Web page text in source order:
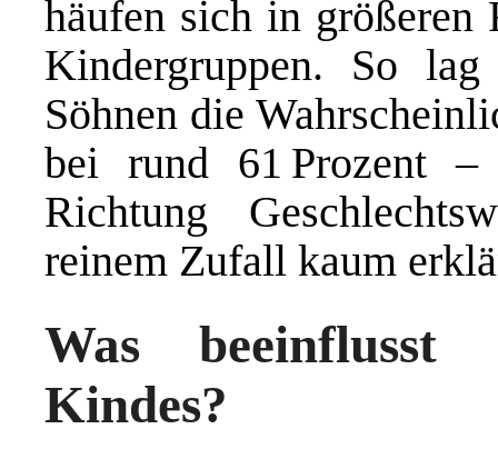
häufen sich in größeren
Kindergruppen. So
Söhnen die
bei rund 61 Prozent
Richtung
reinem Zufall kaum
Was beeinflusst
Kindes?